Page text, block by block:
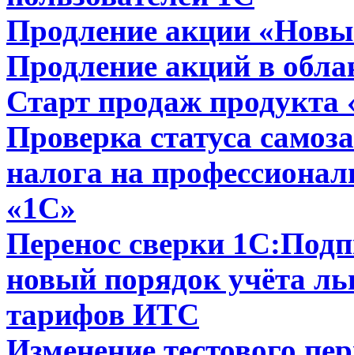
Продление акции
Продление акций в
Старт продаж
Проверка статуса
налога на
«1С»
Перенос сверки
новый порядок учёта
тарифов ИТС